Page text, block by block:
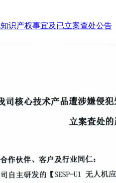
识产权事宜及已立案查处公告